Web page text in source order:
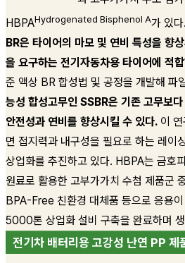
HBPAHydrogenated Bisphenol A가 있다.
BR은 타이어의 마모 및 연비 특성을 향
을 요구하는 전기자동차용 타이어에 적
준 액상 BR 합성법 및 공정을 개발해 파
능성 합성고무인 SSBR은 기존 고무보
안전성과 연비를 향상시킬 수 있다. 이
면 접지력과 내구성을 필요로 하는 레이
상업화를 추진하고 있다. HBPA는 금호
원료로 활용한 고부가가치 수첨 제품군
BPA-Free 친환경 대체품 등으로 응용
5000톤 상업화 설비 구축을 완료하며
전기차 배터리용 고강성 난연 PP 제